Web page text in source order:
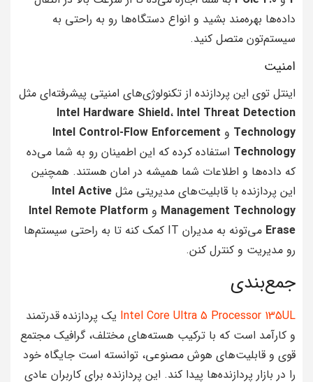
داده‌ها بهره‌مند بشید و انواع دستگاه‌ها رو به راحتی به
سیستم‌تون متصل کنید.
امنیت
اینتل توی این پردازنده از تکنولوژی‌های امنیتی پیشرفته‌ای مثل
Intel Hardware Shield، Intel Threat Detection
Technology و Intel Control-Flow Enforcement
Technology استفاده کرده که این اطمینان رو به شما می‌ده
که داده‌ها و اطلاعات شما همیشه در امان هستند. همچنین
این پردازنده با قابلیت‌های مدیریتی مثل Intel Active
Management Technology و Intel Remote Platform
Erase
می‌تونه به مدیران IT کمک کنه تا به راحتی سیستم‌ها
رو مدیریت و کنترل کنن.
جمع‌بندی
Intel Core Ultra 5 Processor 135UL یک پردازنده قدرتمند
و کارآمد است که با ترکیب هسته‌های مختلف، گرافیک مجتمع
قوی و قابلیت‌های هوش مصنوعی، توانسته است جایگاه خود
را در بازار پردازنده‌ها پیدا کند. این پردازنده برای کاربران عادی